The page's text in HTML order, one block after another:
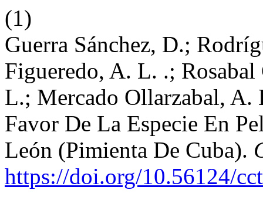
(1)
Guerra Sánchez, D.;
Figueredo, A. L. .;
L.; Mercado Ollarzabal, A.
Favor De La Especie En
León (Pimienta De Cuba).
https://doi.org/10.56124/